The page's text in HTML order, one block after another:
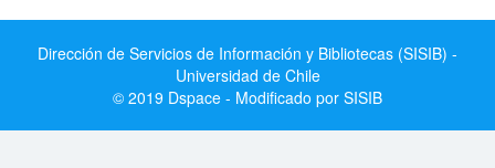
Dirección de Servicios de Información y Bibliotecas (SISIB) -
Universidad de Chile
© 2019 Dspace - Modificado por SISIB